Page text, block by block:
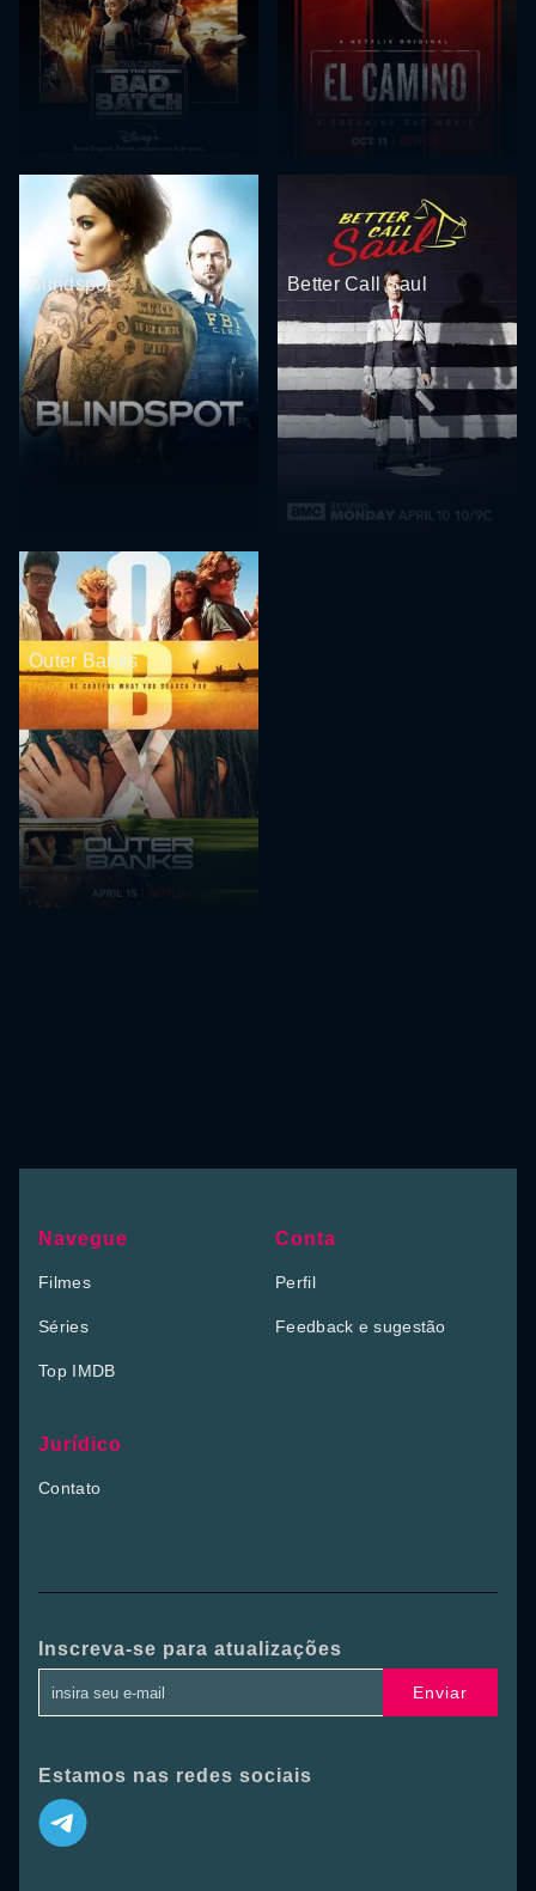
Blindspot Better Call Saul
Outer Banks
Navegue
Filmes
Séries
Top IMDB
Conta
Perfil
Feedback e sugestão
Jurídico
Contato
Inscreva-se para atualizações
Enviar
Estamos nas redes sociais